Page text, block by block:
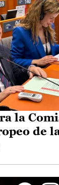
la
de